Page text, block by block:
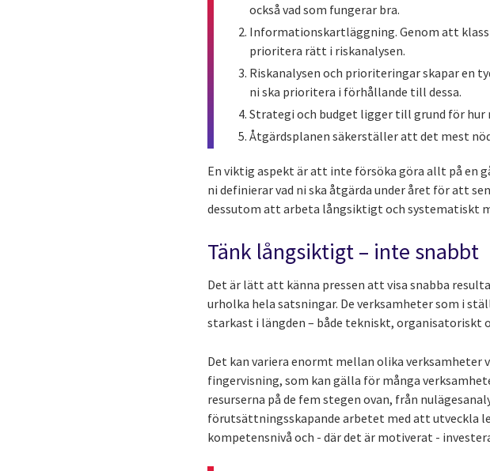
också vad som fungerar bra.
Informationskartläggning. Genom att
prioritera rätt i riskanalysen.
Riskanalysen och prioriteringar skapar en
ni ska prioritera i förhållande till dessa.
Strategi och budget ligger till grund för hur
Åtgärdsplanen säkerställer att det mest
En viktig aspekt är att inte försöka göra allt på en
ni definierar vad ni ska åtgärda under året för att
dessutom att arbeta långsiktigt och systematiskt
Tänk långsiktigt – inte snabbt
Det är lätt att känna pressen att visa snabba
urholka hela satsningar. De verksamheter som i
starkast i längden – både tekniskt, organisatoriskt
Det kan variera enormt mellan olika verksamheter
fingervisning, som kan gälla för många
resurserna på de fem stegen ovan, från
förutsättningsskapande arbetet med att utveckla
kompetensnivå och - där det är motiverat -